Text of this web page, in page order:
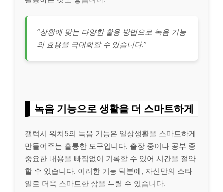
“상황에 맞는 다양한 활용 방법으로 녹음 기능
의 효용을 극대화할 수 있습니다.”
녹음 기능으로 생활을 더 스마트하게
갤럭시 워치5의 녹음 기능은 일상생활을 스마트하게
만들어주는 훌륭한 도구입니다. 출장 중이나 공부 중
중요한 내용을 빠짐없이 기록할 수 있어 시간을 절약
할 수 있습니다. 이러한 기능 덕분에, 자신만의 스타
일로 더욱 스마트한 삶을 누릴 수 있습니다.